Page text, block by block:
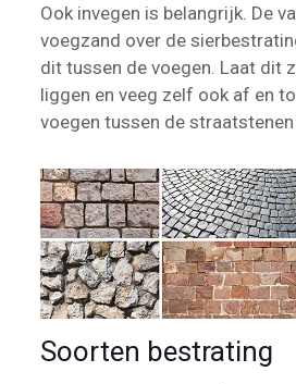
Ook invegen is belangrijk. De
voegzand over de
dit tussen de voegen. Laat dit
liggen en veeg zelf ook af en
voegen tussen de
Soorten bestrating